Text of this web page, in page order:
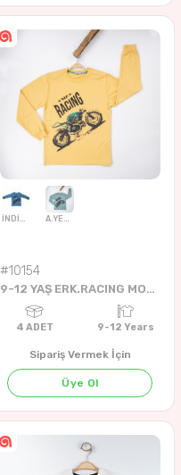
EKRU
ADET 5-8
#10154
9-12 YAŞ ERK.RACING MOTOR SWEAT
Sipariş Vermek İçin
Üye Ol